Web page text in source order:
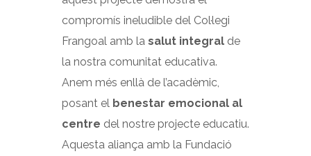
compromís ineludible del Col·legi
Frangoal amb la salut integral de
la nostra comunitat educativa.
Anem més enllà de l’acadèmic,
posant el benestar emocional al
centre del nostre projecte educatiu.
Aquesta aliança amb la Fundació